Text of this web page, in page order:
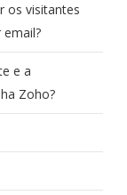
os visitantes
e a
Zoho?